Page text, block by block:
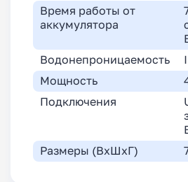
Время работы от
аккумулятора
Водонепроницаемость
Мощность
Подключения
Размеры (ВхШхГ)